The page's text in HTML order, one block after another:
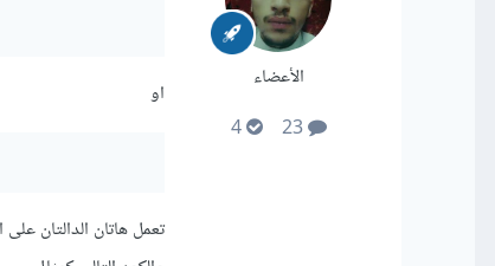
الأعضاء
23
4
او